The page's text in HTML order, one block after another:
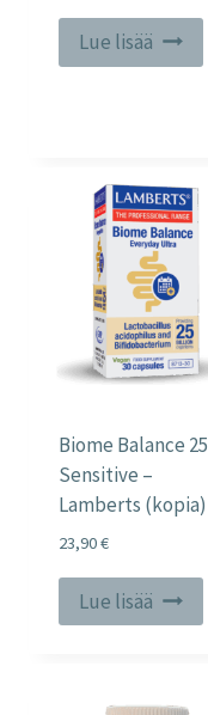
Lue lisää
Biome Balance 25
Sensitive –
Lamberts (kopia)
23,90€
Lue lisää